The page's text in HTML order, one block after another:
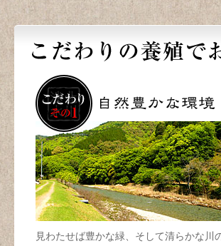
見わたせば豊かな緑、そして清らかな川